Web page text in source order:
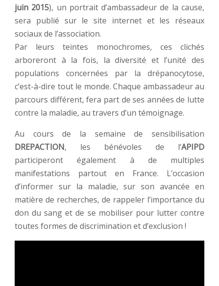
juin 2015), un portrait d’ambassadeur de la cause,
sera publié sur le site internet et les réseaux
sociaux de l’association.
Par leurs teintes monochromes, ces clichés
arboreront à la fois, la diversité et l’unité des
populations concernées par la drépanocytose,
c’est-à-dire tout le monde. Chaque ambassadeur au
parcours différent, fera part de ses années de lutte
contre la maladie, au travers d’un témoignage.
Au cours de la semaine de sensibilisation
DREPACTION, les bénévoles de l’APIPD
participeront également à de multiples
manifestations partout en France. L’occasion
d’informer sur la maladie, sur son avancée en
matière de recherches, de rappeler l’importance du
don du sang et de se mobiliser pour lutter contre
toutes formes de discrimination et d’exclusion !